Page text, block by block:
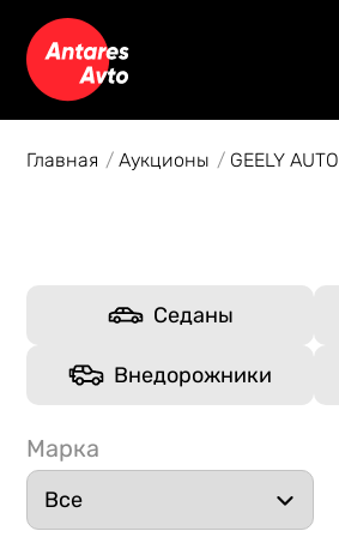
Главная Аукционы GEELY AUTO
Седаны
Внедорожники
Марка